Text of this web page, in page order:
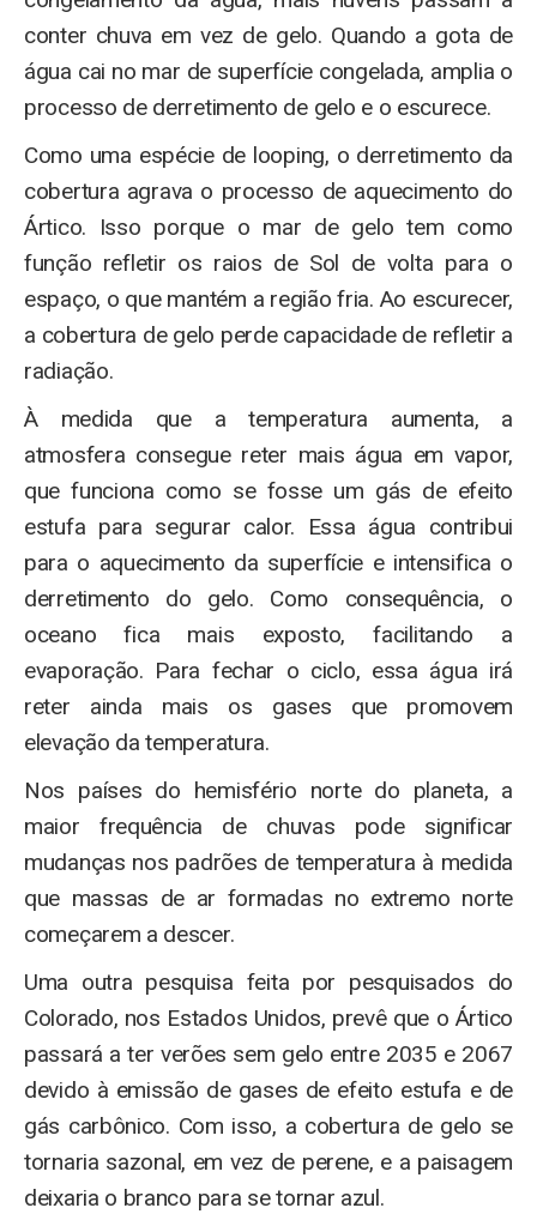
conter chuva em vez de gelo. Quando a gota de
água cai no mar de superfície congelada, amplia o
processo de derretimento de gelo e o escurece.
Como uma espécie de looping, o derretimento da
cobertura agrava o processo de aquecimento do
Ártico. Isso porque o mar de gelo tem como
função refletir os raios de Sol de volta para o
espaço, o que mantém a região fria. Ao escurecer,
a cobertura de gelo perde capacidade de refletir a
radiação.
À medida que a temperatura aumenta, a
atmosfera consegue reter mais água em vapor,
que funciona como se fosse um gás de efeito
estufa para segurar calor. Essa água contribui
para o aquecimento da superfície e intensifica o
derretimento do gelo. Como consequência, o
oceano fica mais exposto, facilitando a
evaporação. Para fechar o ciclo, essa água irá
reter ainda mais os gases que promovem
elevação da temperatura.
Nos países do hemisfério norte do planeta, a
maior frequência de chuvas pode significar
mudanças nos padrões de temperatura à medida
que massas de ar formadas no extremo norte
começarem a descer.
Uma outra pesquisa feita por pesquisados do
Colorado, nos Estados Unidos, prevê que o Ártico
passará a ter verões sem gelo entre 2035 e 2067
devido à emissão de gases de efeito estufa e de
gás carbônico. Com isso, a cobertura de gelo se
tornaria sazonal, em vez de perene, e a paisagem
deixaria o branco para se tornar azul.